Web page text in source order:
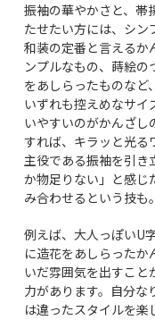
振袖の華やかさと、帯
たせたい方には、シン
和装の定番と言えるか
ンプルなもの、蒔絵
をあしらったものなど
いずれも控えめなサイ
いやすいのがかんざし
すれば、キラッと光る
主役である振袖を引き
か物足りない」と感じ
み合わせるという技も。
例えば、大人っぽいU
に造花をあしらった
いだ雰囲気を出すこと
力があります。自分な
は違ったスタイルを楽